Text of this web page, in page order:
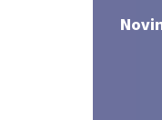
content